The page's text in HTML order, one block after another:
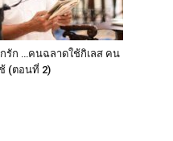
รัก …คนฉลาดใช้กิเลส คน
(ตอนที่ 2)